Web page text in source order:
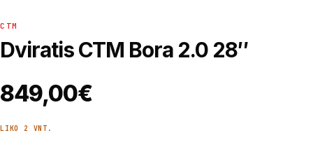
CTM
Dviratis CTM Bora 2.0 28″
849,00€
LIKO 2 VNT.